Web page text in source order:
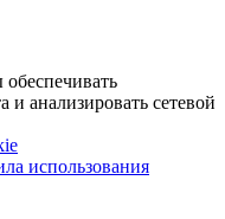
и анализировать сетевой
использования